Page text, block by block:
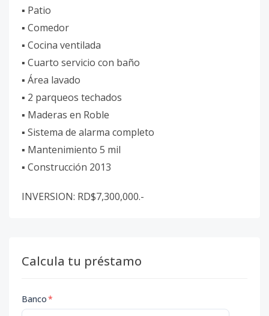
▪︎ Patio
▪︎ Comedor
▪︎ Cocina ventilada
▪︎ Cuarto servicio con baño
▪︎ Área lavado
▪︎ 2 parqueos techados
▪︎ Maderas en Roble
▪︎ Sistema de alarma completo
▪︎ Mantenimiento 5 mil
▪︎ Construcción 2013
INVERSION: RD$7,300,000.-
Calcula tu préstamo
Banco*